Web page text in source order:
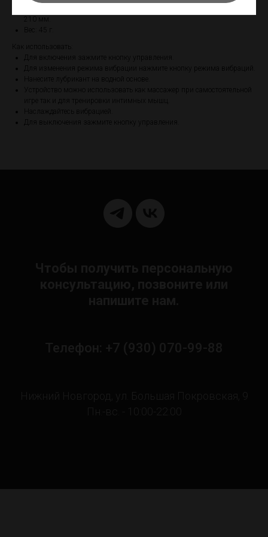
210 мм.
Вес: 45 г.
Как использовать:
Для включения зажмите кнопку управления.
Для изменения режима вибрации нажмите кнопку режима вибраций.
Нанесите лубрикант на водной основе.
Устройство можно использовать как массажер при самостоятельной
игре так и для тренировки интимных мышц.
Наслаждайтесь вибрацией.
Для выключения зажмите кнопку управления.